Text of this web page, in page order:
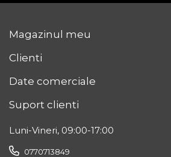
XL
XXL
XXXL
Cod produs: AT53058
Magazinul meu
Clienti
Date comerciale
Suport clienti
Luni-Vineri, 09:00-17:00
0770713849